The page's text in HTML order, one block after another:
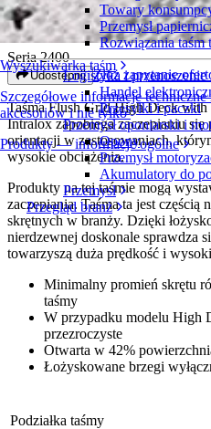
Wyszukiwarka taśm
Szczegółowe informacje
akcesoriów i nie tylko
Produkty — informacje ogólne
Towary
Przemysł
Rozwiązania taśm
Logistyka i przenoszenie
Handel
Przesyłki i paczki
Przemysł oponiarski i
Opony
Przemysł
Akumulatory do
Przemysł
Przegląd branż
Flush Grid High
Seria 2400
Udostępnij Złóż zapytanie
Taśma Flush Grid High Deck
Intralox zapobiega zaczepianiu
orientacji w zastosowaniach,
wysokie obciążenia.
Produkty na tej taśmie mogą
zaczepiania. Taśma ta jest częścią
skrętnych w branży. Dzięki
nierdzewnej doskonale sprawdza
towarzyszą duża prędkość i
Minimalny promień skrętu
taśmy
W przypadku modelu High
przezroczyste
Otwarta w 42%
Łożyskowane brzegi
Podziałka taśmy